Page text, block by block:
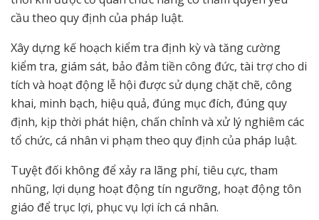
cầu theo quy định của pháp luật.
Xây dựng kế hoạch kiểm tra định kỳ và tăng cường
kiểm tra, giám sát, bảo đảm tiền công đức, tài trợ cho di
tích và hoạt động lễ hội được sử dụng chặt chẽ, công
khai, minh bạch, hiệu quả, đúng mục đích, đúng quy
định, kịp thời phát hiện, chấn chỉnh và xử lý nghiêm các
tổ chức, cá nhân vi phạm theo quy định của pháp luật.
Tuyệt đối không để xảy ra lãng phí, tiêu cực, tham
nhũng, lợi dụng hoạt động tín ngưỡng, hoạt động tôn
giáo để trục lợi, phục vụ lợi ích cá nhân.